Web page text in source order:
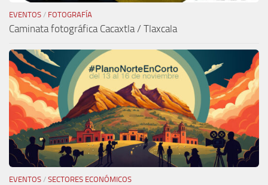
EVENTOS / FOTOGRAFÍA
Caminata fotográfica Cacaxtla / Tlaxcala
EVENTOS / SECTORES ECONÓMICOS